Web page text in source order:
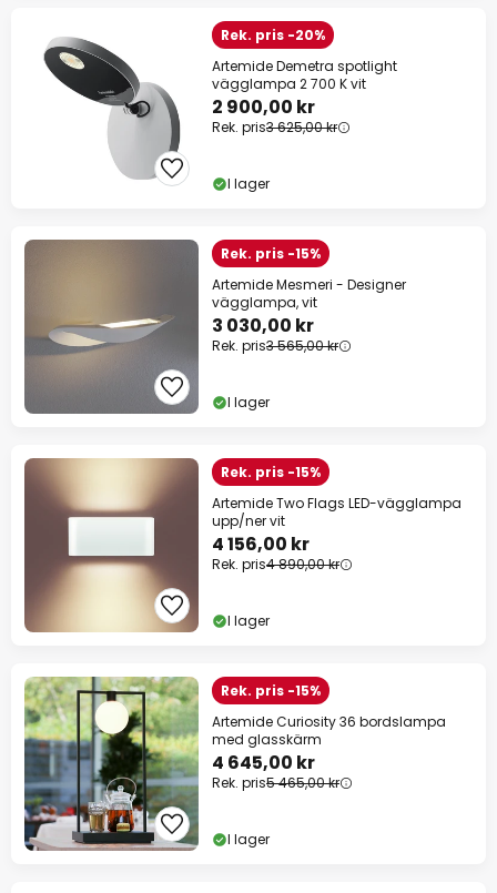
Rek. pris -20%
Artemide Demetra spotlight
vägglampa 2 700 K vit
2 900,00 kr
Rek. pris3 625,00 kr
I lager
Rek. pris -15%
Artemide Mesmeri - Designer
vägglampa, vit
3 030,00 kr
Rek. pris3 565,00 kr
I lager
Rek. pris -15%
Artemide Two Flags LED-vägglampa
upp/ner vit
4 156,00 kr
Rek. pris4 890,00 kr
I lager
Rek. pris -15%
Artemide Curiosity 36 bordslampa
med glasskärm
4 645,00 kr
Rek. pris5 465,00 kr
I lager